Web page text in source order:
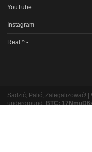
YouTube
Instagram
Real ^.-
Sadzić, Palić, Zalegalizować!
underground: BTC: